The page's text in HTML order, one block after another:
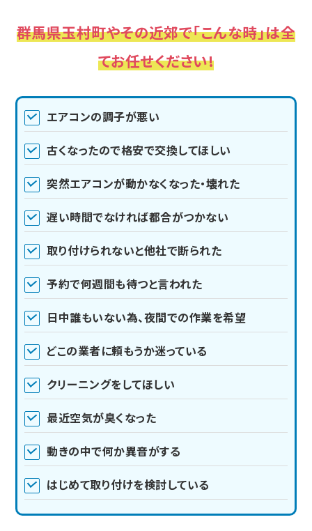
群馬県玉村町やその近郊で「こんな時」は全
てお任せください!
エアコンの調子が悪い
古くなったので格安で交換してほしい
突然エアコンが動かなくなった・壊れた
遅い時間でなければ都合がつかない
取り付けられないと他社で断られた
予約で何週間も待つと言われた
日中誰もいない為、夜間での作業を希望
どこの業者に頼もうか迷っている
クリーニングをしてほしい
最近空気が臭くなった
動きの中で何か異音がする
はじめて取り付けを検討している